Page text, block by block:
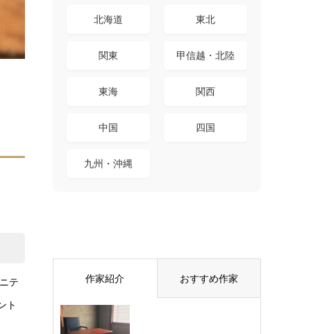
テ
ト
北海道 東北
関東 甲信越・北陸
東海 関西
中国 四国
九州・沖縄
作家紹介 おすすめ作家